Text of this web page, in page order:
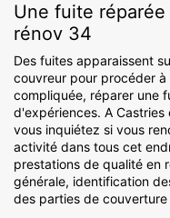
Une fuite
rénov 34
Des fuites apparaissent
couvreur pour procéder
compliquée, réparer une
d'expériences. A
vous inquiétez si vous
activité dans tous cet
prestations de qualité en
générale, identification
des parties de